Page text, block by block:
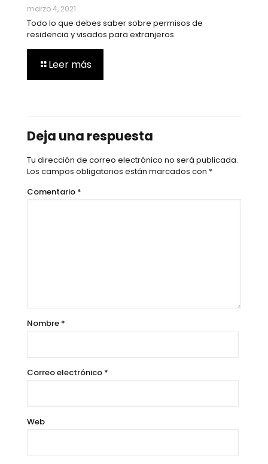
marzo 4, 2021
Todo lo que debes saber sobre permisos de
residencia y visados para extranjeros
Leer más
Deja una respuesta
Tu dirección de correo electrónico no será publicada.
Los campos obligatorios están marcados con *
Comentario *
Nombre *
Correo electrónico *
Web